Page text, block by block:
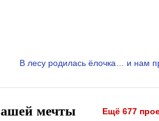
В лесу родилась ёлочка… и нам
мечты Ещё 677